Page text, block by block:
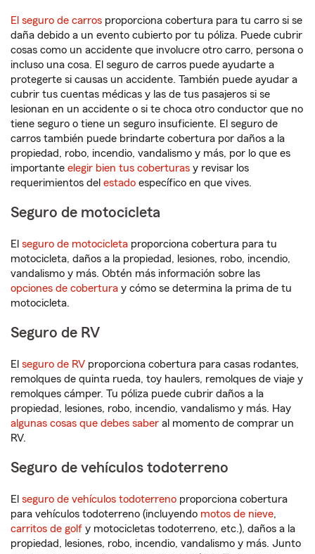
El seguro de carros proporciona cobertura para tu carro si se
daña debido a un evento cubierto por tu póliza. Puede cubrir
cosas como un accidente que involucre otro carro, persona o
incluso una cosa. El seguro de carros puede ayudarte a
protegerte si causas un accidente. También puede ayudar a
cubrir tus cuentas médicas y las de tus pasajeros si se
lesionan en un accidente o si te choca otro conductor que no
tiene seguro o tiene un seguro insuficiente. El seguro de
carros también puede brindarte cobertura por daños a la
propiedad, robo, incendio, vandalismo y más, por lo que es
importante elegir bien tus coberturas y revisar los
requerimientos del estado específico en que vives.
Seguro de motocicleta
El seguro de motocicleta proporciona cobertura para tu
motocicleta, daños a la propiedad, lesiones, robo, incendio,
vandalismo y más. Obtén más información sobre las
opciones de cobertura y cómo se determina la prima de tu
motocicleta.
Seguro de RV
El seguro de RV proporciona cobertura para casas rodantes,
remolques de quinta rueda, toy haulers, remolques de viaje y
remolques cámper. Tu póliza puede cubrir daños a la
propiedad, lesiones, robo, incendio, vandalismo y más. Hay
algunas cosas que debes saber al momento de comprar un
RV.
Seguro de vehículos todoterreno
El seguro de vehículos todoterreno proporciona cobertura
para vehículos todoterreno (incluyendo motos de nieve,
carritos de golf y motocicletas todoterreno, etc.), daños a la
propiedad, lesiones, robo, incendio, vandalismo y más. Junto